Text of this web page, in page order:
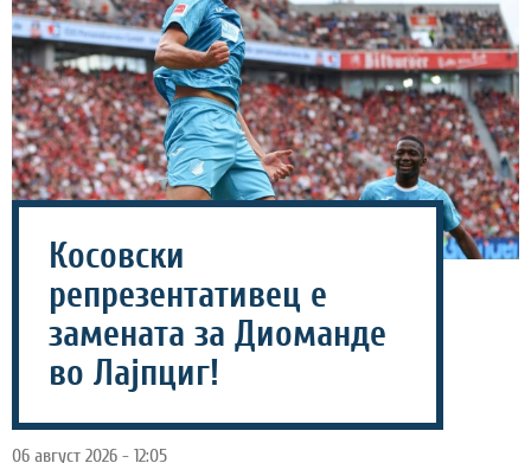
Косовски
репрезентативец е
замената за Диоманде
во Лајпциг!
06 август 2026 - 12:05